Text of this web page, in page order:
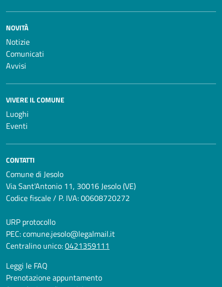
NOVITÀ
Notizie
Comunicati
Avvisi
VIVERE IL COMUNE
Luoghi
Eventi
CONTATTI
Comune di Jesolo
Via Sant'Antonio 11, 30016 Jesolo (VE)
Codice fiscale / P. IVA: 00608720272
URP protocollo
PEC:comune.jesolo@legalmail.it
Centralino unico:0421359111
Leggi le FAQ
Prenotazione appuntamento